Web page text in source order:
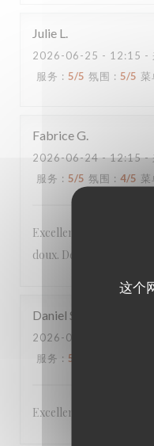
这个
Julie L
2026-06-25 - 12:15 -
服务 : 5/5 氛围 : 5/5 菜
FabriceG
2026-06-24- 12:15 -
服务 : 5/5 氛围 : 4/5 菜
Excellent menu original
doux. Deuxième fois
Daniel S
2026-06-22
- 19:45 -
服务 : 5
Excellent,